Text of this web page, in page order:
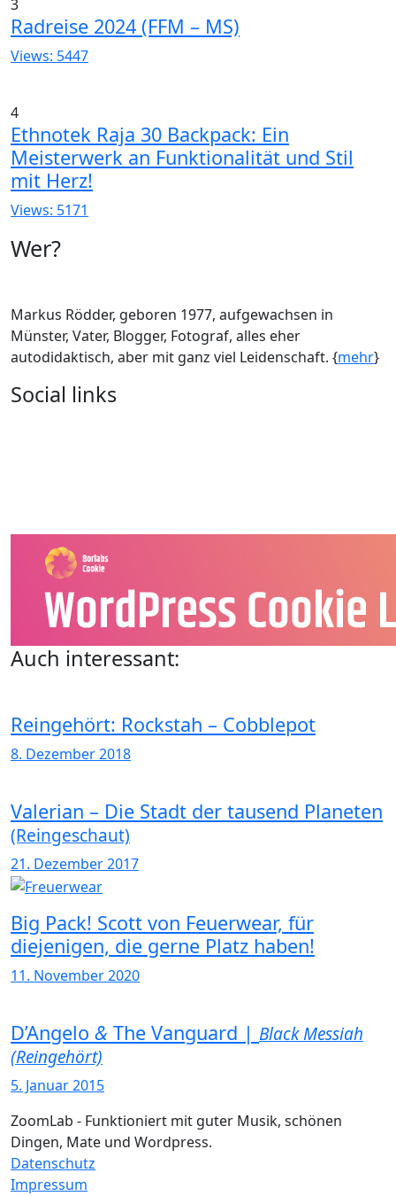
3
Radreise 2024 (FFM – MS)
Views: 5447
4
Ethnotek Raja 30 Backpack: Ein
Meisterwerk an Funktionalität und Stil
mit Herz!
Views: 5171
Wer?
Markus Rödder, geboren 1977, aufgewachsen in
Münster, Vater, Blogger, Fotograf, alles eher
autodidaktisch, aber mit ganz viel Leidenschaft. {mehr}
Social links
Auch interessant:
Reingehört: Rockstah – Cobblepot
8. Dezember 2018
Valerian – Die Stadt der tausend Planeten
(Reingeschaut)
21. Dezember 2017
Big Pack! Scott von Feuerwear, für
diejenigen, die gerne Platz haben!
11. November 2020
D’Angelo & The Vanguard | Black Messiah
(Reingehört)
5. Januar 2015
ZoomLab - Funktioniert mit guter Musik, schönen
Dingen, Mate und Wordpress.
Datenschutz
Impressum